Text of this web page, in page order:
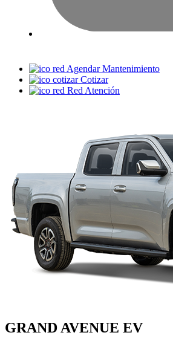
Agendar Mantenimiento
Cotizar
Red Atención
GRAND AVENUE EV